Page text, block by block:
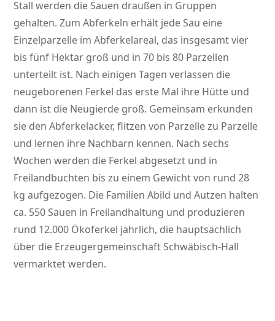
Stall werden die Sauen draußen in Gruppen
gehalten. Zum Abferkeln erhält jede Sau eine
Einzelparzelle im Abferkelareal, das insgesamt vier
bis fünf Hektar groß und in 70 bis 80 Parzellen
unterteilt ist. Nach einigen Tagen verlassen die
neugeborenen Ferkel das erste Mal ihre Hütte und
dann ist die Neugierde groß. Gemeinsam erkunden
sie den Abferkelacker, flitzen von Parzelle zu Parzelle
und lernen ihre Nachbarn kennen. Nach sechs
Wochen werden die Ferkel abgesetzt und in
Freilandbuchten bis zu einem Gewicht von rund 28
kg aufgezogen. Die Familien Abild und Autzen halten
ca. 550 Sauen in Freilandhaltung und produzieren
rund 12.000 Ökoferkel jährlich, die hauptsächlich
über die Erzeugergemeinschaft Schwäbisch-Hall
vermarktet werden.